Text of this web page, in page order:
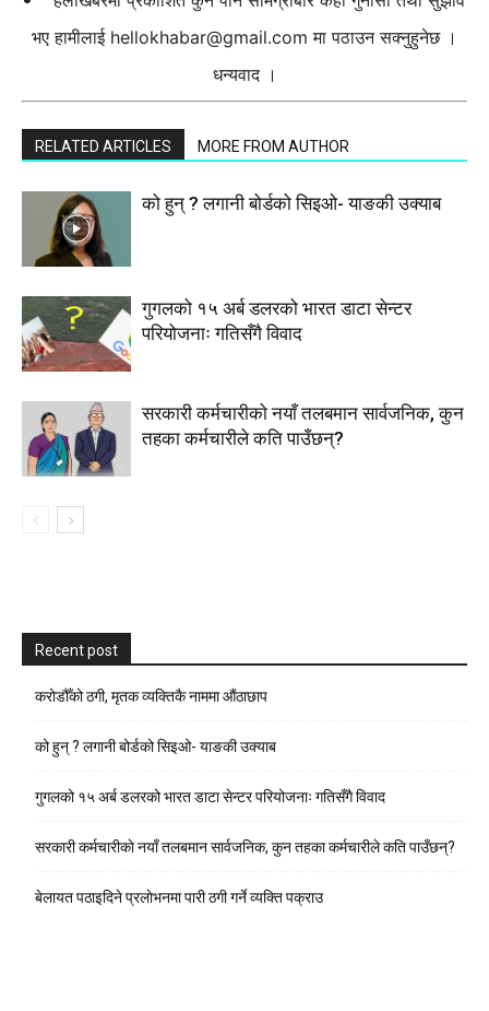
भए हामीलाई hellokhabar@gmail.com मा पठाउन सक्नुहुनेछ ।
धन्यवाद ।
RELATED ARTICLES MORE FROM AUTHOR
को हुन् ? लगानी बोर्डको सिइओ- याङकी उक्याब
गुगलको १५ अर्ब डलरको भारत डाटा सेन्टर
परियोजनाः गतिसँगै विवाद
सरकारी कर्मचारीकाे नयाँ तलबमान सार्वजनिक, कुन
तहका कर्मचारीले कति पाउँछन्?
Recent post
करोडौँको ठगी, मृतक व्यक्तिकै नाममा औंठाछाप
को हुन् ? लगानी बोर्डको सिइओ- याङकी उक्याब
गुगलको १५ अर्ब डलरको भारत डाटा सेन्टर परियोजनाः गतिसँगै विवाद
सरकारी कर्मचारीकाे नयाँ तलबमान सार्वजनिक, कुन तहका कर्मचारीले कति पाउँछन्?
बेलायत पठाइदिने प्रलाेभनमा पारी ठगी गर्ने व्यक्ति पक्राउ